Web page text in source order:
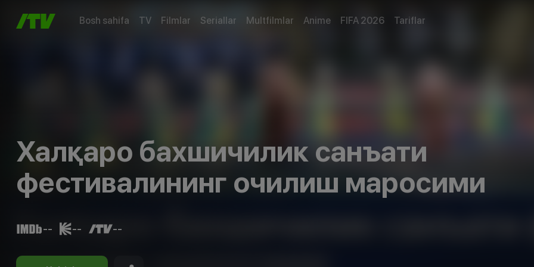
Bosh sahifa TV Filmlar Seriallar Multfilmlar Anime FIFA 2026 Tariflar
Халқаро бахшичилик санъати
фестивалининг очилиш маросими
-- -- --